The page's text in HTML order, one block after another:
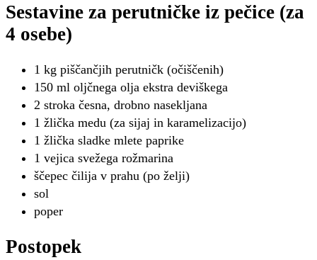
Sestavine za perutničke iz pečice (za
4 osebe)
1 kg piščančjih perutničk (očiščenih)
150 ml oljčnega olja ekstra deviškega
2 stroka česna, drobno nasekljana
1 žlička medu (za sijaj in karamelizacijo)
1 žlička sladke mlete paprike
1 vejica svežega rožmarina
ščepec čilija v prahu (po želji)
sol
poper
Postopek